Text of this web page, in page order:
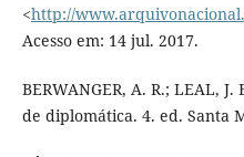
<http://
Acesso em: 14 jul. 2017.
BERWANGER, A. R.; LEAL,
de diplomática. 4. ed. Santa